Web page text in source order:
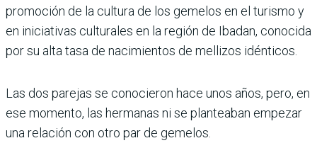
promoción de la cultura de los gemelos en el turismo y
en iniciativas culturales en la región de Ibadan, conocida
por su alta tasa de nacimientos de mellizos idénticos.
Las dos parejas se conocieron hace unos años, pero, en
ese momento, las hermanas ni se planteaban empezar
una relación con otro par de gemelos.